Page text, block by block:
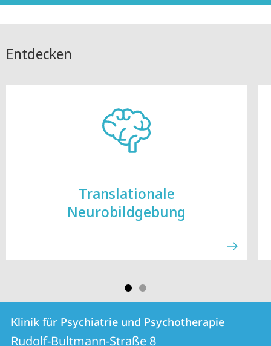
Entdecken
Translationale
Neurobildgebung
Kontakt
und
Kontaktinformationen
Klinik
Klinik für Psychiatrie und Psychotherapie
Rudolf-Bultmann-Straße 8